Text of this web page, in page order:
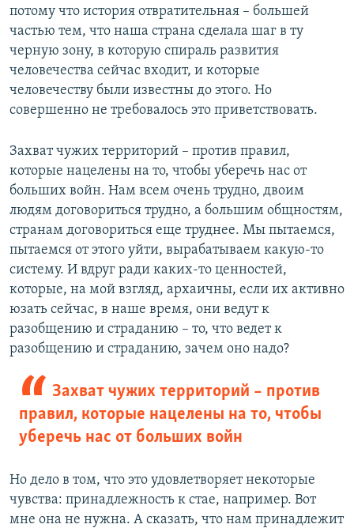
потому что история отвратительная – большей
частью тем, что наша страна сделала шаг в ту
черную зону, в которую спираль развития
человечества сейчас входит, и которые
человечеству были известны до этого. Но
совершенно не требовалось это приветствовать.
Захват чужих территорий – против правил,
которые нацелены на то, чтобы уберечь нас от
больших войн. Нам всем очень трудно, двоим
людям договориться трудно, а большим общностям,
странам договориться еще труднее. Мы пытаемся,
пытаемся от этого уйти, вырабатываем какую-то
систему. И вдруг ради каких-то ценностей,
которые, на мой взгляд, архаичны, если их активно
юзать сейчас, в наше время, они ведут к
разобщению и страданию – то, что ведет к
разобщению и страданию, зачем оно надо?
Захват чужих территорий – против
правил, которые нацелены на то, чтобы
уберечь нас от больших войн
Но дело в том, что это удовлетворяет некоторые
чувства: принадлежность к стае, например. Вот
мне она не нужна. А сказать, что нам принадлежит